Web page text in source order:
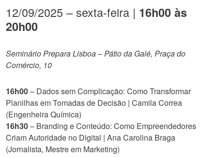
12/09/2025 – sexta-feira | 16h00 às
20h00
Seminário Prepara Lisboa – Pátio da Galé, Praça do
Comércio, 10
16h00– Dados sem Complicação: Como Transformar
Planilhas em Tomadas de Decisão | Camila Correa
(Engenheira Química)
16h30– Branding e Conteúdo: Como Empreendedores
Criam Autoridade no Digital | Ana Carolina Braga
(Jornalista, Mestre em Marketing)